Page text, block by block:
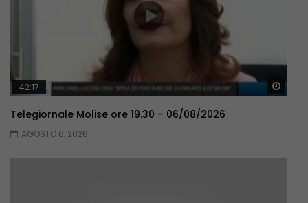
42:17
Telegiornale Molise ore 19.30 – 06/08/2026
AGOSTO 6, 2026